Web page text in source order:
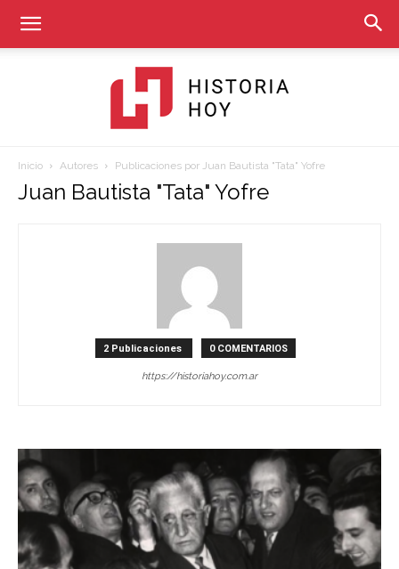
Historia
Inicio Autores Publicaciones por Juan Bautista "Tata" Yofre
Juan Bautista "Tata" Yofre
2 Publicaciones 0 COMENTARIOS
https://historiahoy.com.ar